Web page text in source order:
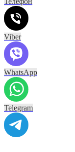
Viber
WhatsApp
Telegram